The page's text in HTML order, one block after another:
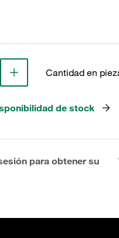
Cantidad en
de stock
para obtener su